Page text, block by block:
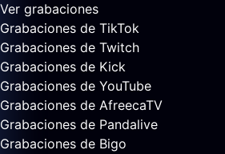
Ver grabaciones
Grabaciones de TikTok
Grabaciones de Twitch
Grabaciones de Kick
Grabaciones de YouTube
Grabaciones de AfreecaTV
Grabaciones de Pandalive
Grabaciones de Bigo